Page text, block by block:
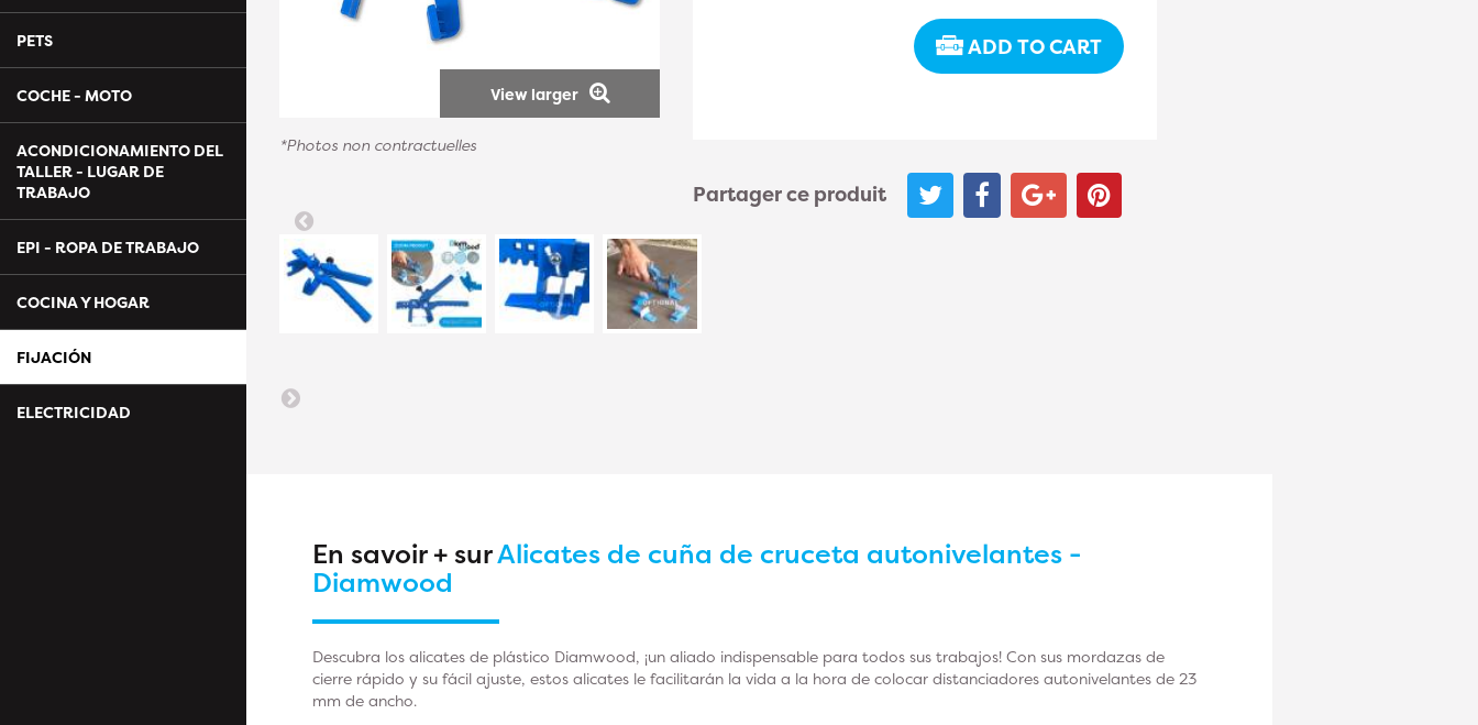
PETS
COCHE - MOTO
ACONDICIONAMIENTO DEL
TALLER - LUGAR DE
TRABAJO
EPI - ROPA DE TRABAJO
COCINA Y HOGAR
FIJACIÓN
ELECTRICIDAD
View larger
*Photos non contractuelles
ADD TO CART
Partager ce produit
En savoir + surAlicates de cuña de cruceta autonivelantes -
Diamwood
Descubra los alicates de plástico Diamwood, ¡un aliado indispensable para todos sus trabajos! Con sus mordazas de
cierre rápido y su fácil ajuste, estos alicates le facilitarán la vida a la hora de colocar distanciadores autonivelantes de 23
mm de ancho.